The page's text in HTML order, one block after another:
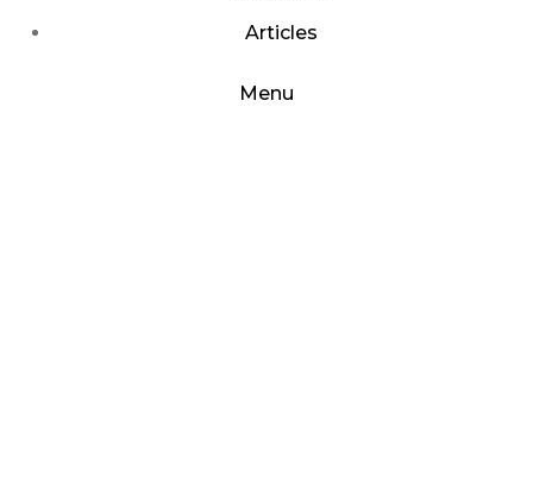
Articles
Menu